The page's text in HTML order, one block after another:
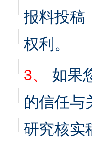
报料投稿
权利。
3、
如果
的信任与
研究核实